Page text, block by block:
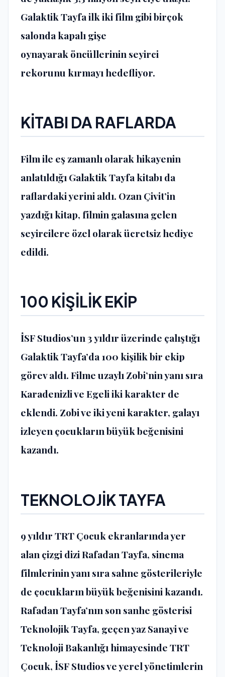
Galaktik Tayfa ilk iki film gibi birçok
salonda kapalı gişe
oynayarak öncüllerinin seyirci
rekorunu kırmayı hedefliyor.
KİTABI DA RAFLARDA
Film ile eş zamanlı olarak hikayenin
anlatıldığı Galaktik Tayfa kitabı da
raflardaki yerini aldı. Ozan Çivit’in
yazdığı kitap, filmin galasına gelen
seyircilere özel olarak ücretsiz hediye
edildi.
100 KİŞİLİK EKİP
İSF Studios’un 3 yıldır üzerinde çalıştığı
Galaktik Tayfa’da 100 kişilik bir ekip
görev aldı. Filme uzaylı Zobi’nin yanı sıra
Karadenizli ve Egeli iki karakter de
eklendi. Zobi ve iki yeni karakter, galayı
izleyen çocukların büyük beğenisini
kazandı.
TEKNOLOJİK TAYFA
9 yıldır TRT Çocuk ekranlarında yer
alan çizgi dizi Rafadan Tayfa, sinema
filmlerinin yanı sıra sahne gösterileriyle
de çocukların büyük beğenisini kazandı.
Rafadan Tayfa’nın son sanhe gösterisi
Teknolojik Tayfa, geçen yaz Sanayi ve
Teknoloji Bakanlığı himayesinde TRT
Çocuk, İSF Studios ve yerel yönetimlerin